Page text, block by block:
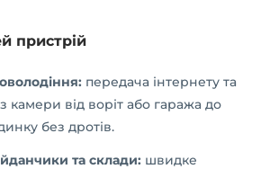
пристрій
передача інтернету та
камери від воріт або гаража до
без дротів.
та склади: швидке